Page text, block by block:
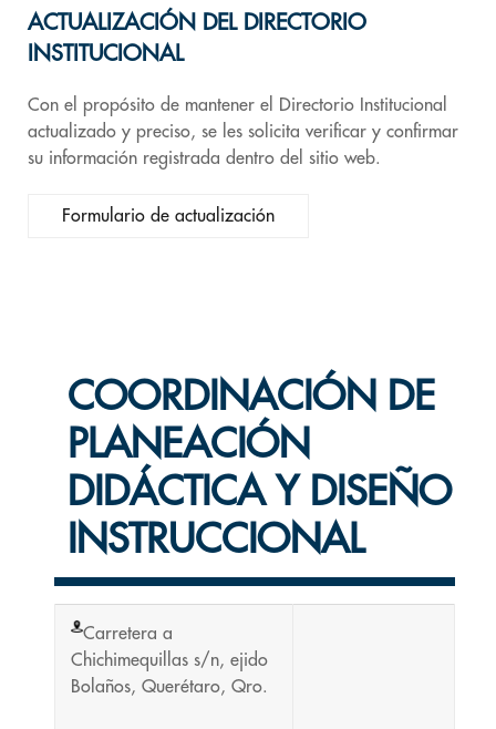
ACTUALIZACIÓN DEL DIRECTORIO
INSTITUCIONAL
Con el propósito de mantener el Directorio Institucional
actualizado y preciso, se les solicita verificar y confirmar
su información registrada dentro del sitio web.
Formulario de actualización
COORDINACIÓN DE
PLANEACIÓN
DIDÁCTICA Y DISEÑO
INSTRUCCIONAL
Carretera a
Chichimequillas s/n, ejido
Bolaños, Querétaro, Qro.